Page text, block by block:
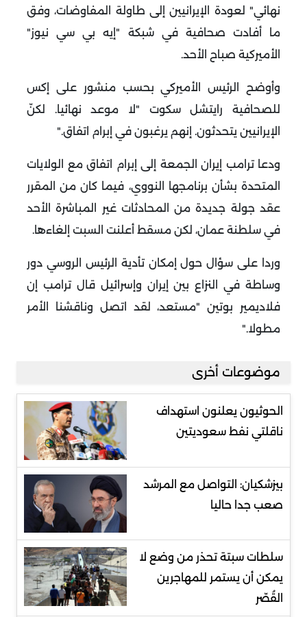
نهائي" لعودة الإيرانيين إلى طاولة المفاوضات، وفق
ما أفادت صحافية في شبكة "إيه بي سي نيوز"
الأميركية صباح الأحد.
وأوضح الرئيس الأميركي بحسب منشور على إكس
للصحافية رايتشل سكوت "لا موعد نهائيا. لكنّ
الإيرانيين يتحدثون. إنهم يرغبون في إبرام اتفاق".
ودعا ترامب إيران الجمعة إلى إبرام اتفاق مع الولايات
المتحدة بشأن برنامجها النووي، فيما كان من المقرر
عقد جولة جديدة من المحادثات غير المباشرة الأحد
في سلطنة عمان، لكن مسقط أعلنت السبت إلغاءها.
وردا على سؤال حول إمكان تأدية الرئيس الروسي دور
وساطة في النزاع بين إيران وإسرائيل قال ترامب إن
فلاديمير بوتين "مستعد، لقد اتصل وناقشنا الأمر
مطولا".
موضوعات أخرى
الحوثيون يعلنون استهداف
ناقلتي نفط سعوديتين
بيزشكيان: التواصل مع المرشد
صعب جدا حاليا
سلطات سبتة تحذر من وضع لا
يمكن أن يستمر للمهاجرين
القُصّر